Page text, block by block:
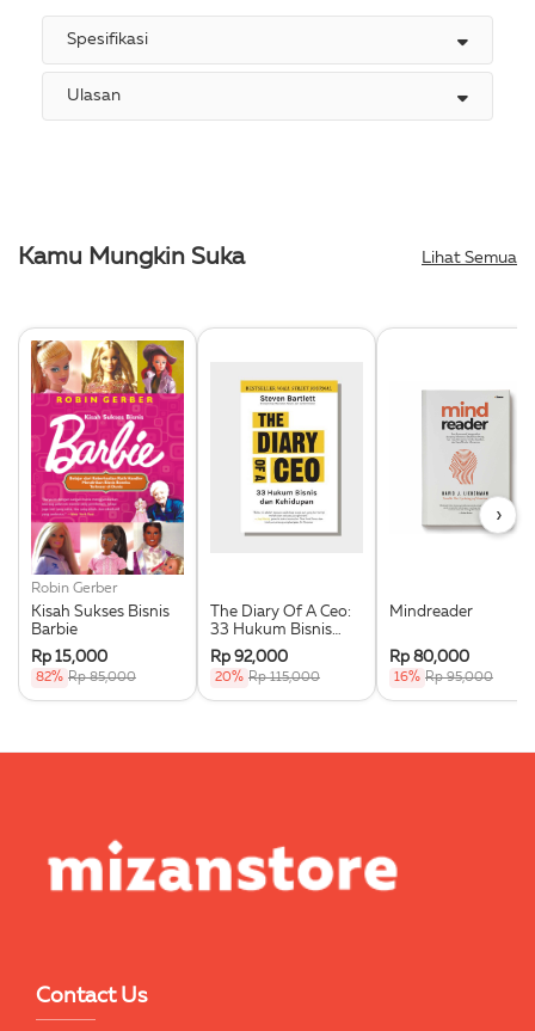
Spesifikasi
Ulasan
Kamu Mungkin Suka Lihat Semua
Robin Gerber
Kisah Sukses Bisnis
Barbie
Rp 15,000
82% Rp 85,000
The Diary Of A Ceo:
33 Hukum Bisnis
Dan Kehidupan
Rp 92,000
20% Rp 115,000
Mindreader
Rp 80,000
16% Rp 95,000
›
Contact Us